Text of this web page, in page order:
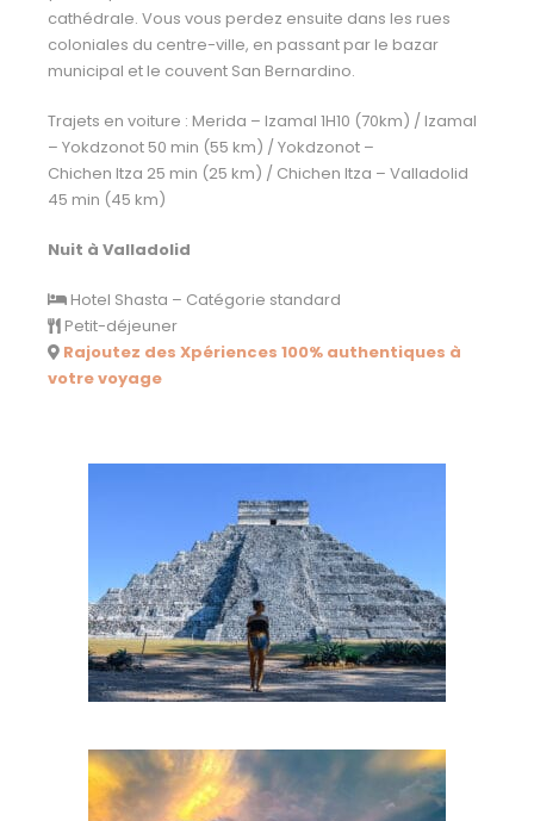
cathédrale. Vous vous perdez ensuite dans les rues
coloniales du centre-ville, en passant par le bazar
municipal et le couvent San Bernardino.
Trajets en voiture : Merida – Izamal 1H10 (70km) / Izamal
– Yokdzonot 50 min (55 km) / Yokdzonot –
Chichen Itza 25 min (25 km) / Chichen Itza – Valladolid
45 min (45 km)
Nuit à Valladolid
Hotel Shasta – Catégorie standard
Petit-déjeuner
Rajoutez des Xpériences 100% authentiques à
votre voyage